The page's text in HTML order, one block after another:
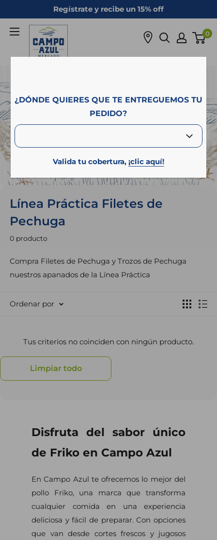
directamente
contenido
Regístrate y recibe un 15% off
¿DÓNDE QUIERES QUE TE ENTREGUEMOS TU
PEDIDO?
Valida tu cobertura, ¡clic aquí!
Campo
Azul
0
Línea Práctica Filetes de
Pechuga
0 producto
Compra Filetes de Pechuga y Trozos de Pechuga
nuestros apanados de la Línea Práctica
Ordenar por
Tus criterios no coinciden con ningún producto.
Limpiar todo
Disfruta del sabor único
de Friko en Campo Azul
En Campo Azul te ofrecemos lo mejor del
pollo Friko, una marca que transforma
cualquier comida en una experiencia
deliciosa y fácil de preparar. Con opciones
que van desde cortes frescos y jugosos